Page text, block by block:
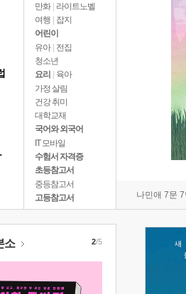
만화 | 라이트노벨
여행
잡지
어린이
유아 | 전집
청소년
요리
육아
가정 살림
건강 취미
대학교재
국어와 외국어
IT 모바일
수험서 자격증
초등참고서
중등참고서
고등참고서
나민애 7문
소 2/5